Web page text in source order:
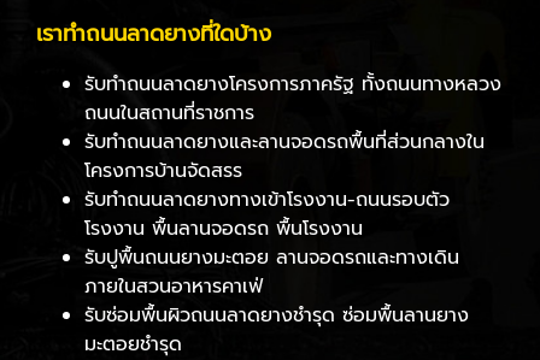
เราทำถนนลาดยางที่ใดบ้าง
รับทำถนนลาดยางโครงการภาครัฐ ทั้งถนนทางหลวง
ถนนในสถานที่ราชการ
รับทำถนนลาดยางและลานจอดรถพื้นที่ส่วนกลางใน
โครงการบ้านจัดสรร
รับทำถนนลาดยางทางเข้าโรงงาน-ถนนรอบตัว
โรงงาน พื้นลานจอดรถ พื้นโรงงาน
รับปูพื้นถนนยางมะตอย ลานจอดรถและทางเดิน
ภายในสวนอาหารคาเฟ่
รับซ่อมพื้นผิวถนนลาดยางชำรุด ซ่อมพื้นลานยาง
มะตอยชำรุด